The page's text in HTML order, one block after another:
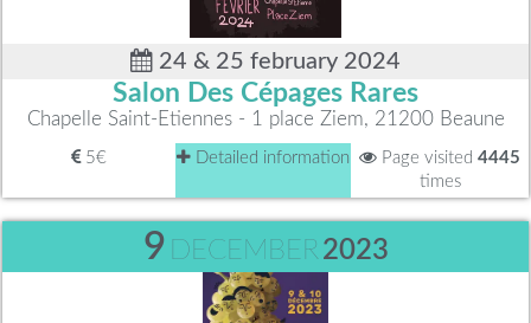
24 & 25 february 2024
Salon Des Cépages Rares
Chapelle Saint-Etiennes - 1 place Ziem, 21200 Beaune
5€ Detailed information Page visited 4445
times
9 DECEMBER2023